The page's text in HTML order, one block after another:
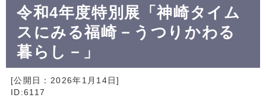
令和4年度特別展「神崎タイム
スにみる福崎－うつりかわる
暮らし－」
[公開日： 2026年1月14日]
ID:6117